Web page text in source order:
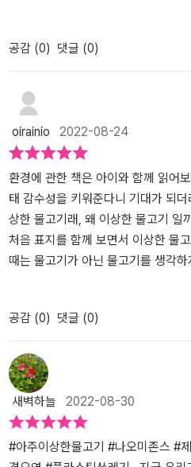
이와 함께 책을 읽으며 우리가 지구
해 보게 되었다. 우선은 우리가 무심
한 방법부터 실천해 봐야겠다.
하다고 생각했는데 실제 아이들과
그래서 색다르면서도 설득력이 있었
은 다큐멘터리에서 바닷속 플라스틱
기를 구분하지 못했다고 하는데 거
한 것 같아요. 거북이나 문어 이야기
들을 토대로 한 것 같고요. 아이들에
수 있는 책을 보여주는 것도 무척이
버리지 않는 것이 더욱 더 중요하다
을 보면서 많이 와닿았던 것은 바다
록 쓰레기를 보면 잘 줍는 것이 우선
생각해 볼 수 있는 시간이었습니다.
이야기 나누면 너무나도 좋을 책입니
쓰레기의 양도 더 많아질 것 같은데
로 기억에 남는 나오미 존스, 제임스
태 감수성을 키워주는 이야기. 바다
있는 걸까?📖꼬마 물고기가 가족들
보이는 물고기를 발견했어요. 꼬마
갔어요. -본문 중에서- 가족들과 헤
한 꼬마 물고기. 이상한 물고기의 가
하며 바닷 속에서 이상한 생물들을
보는 것들인데....실제로 플라스틱이
죽게 되는 바다 생물들이 많다. 그림
속 생물들이 바다 쓰레기를 먹게 되
림이 가득한 면지.하지만 자세히 보
먹고 있는 거북.책 속의 이야기로
현실에서 일어나고 있는 일들이라 마
톤의 플라스틱이 바다에 버려진다
분량의 플라스틱을 바다에 쏟아버리
각하다는 건 알고 있었지만 이렇게
태계를 모두 망쳐버렸구나.' 하는 생
미안하다는 말로 다 표현이 가능할지
다고 우리가 다같이 노력하면 된다
공감 (0) 댓글 (0)
oirainio 2022-08-24
환경에 관한 책은 아이와 함께 읽어
태 감수성을 키워준다니 기대가 되
상한 물고기래, 왜 이상한 물고기 일
처음 표지를 함께 보면서 이상한 물
때는 물고기가 아닌 물고기를 생각
겼답니다.어느날 꼬마 물고기가 뭔
여기 물고기는 왜이렇게 작아요?😀
거야동그랗게 무리 지어 다니는 물
에 보이는 까딱까딱 하는 물고기가
는 다른 모습이죠? 이상한 물고기의
을 만납니다.😀 문어가 뭐에 걸렸지
고 가버린거야그물에 걸린 문어가 너
람들이 버린 쓰레기 때문에 아프거
공감 (0) 댓글 (0)
새벽하늘 2022-08-30
#아주이상한물고기 #나오미존스 #